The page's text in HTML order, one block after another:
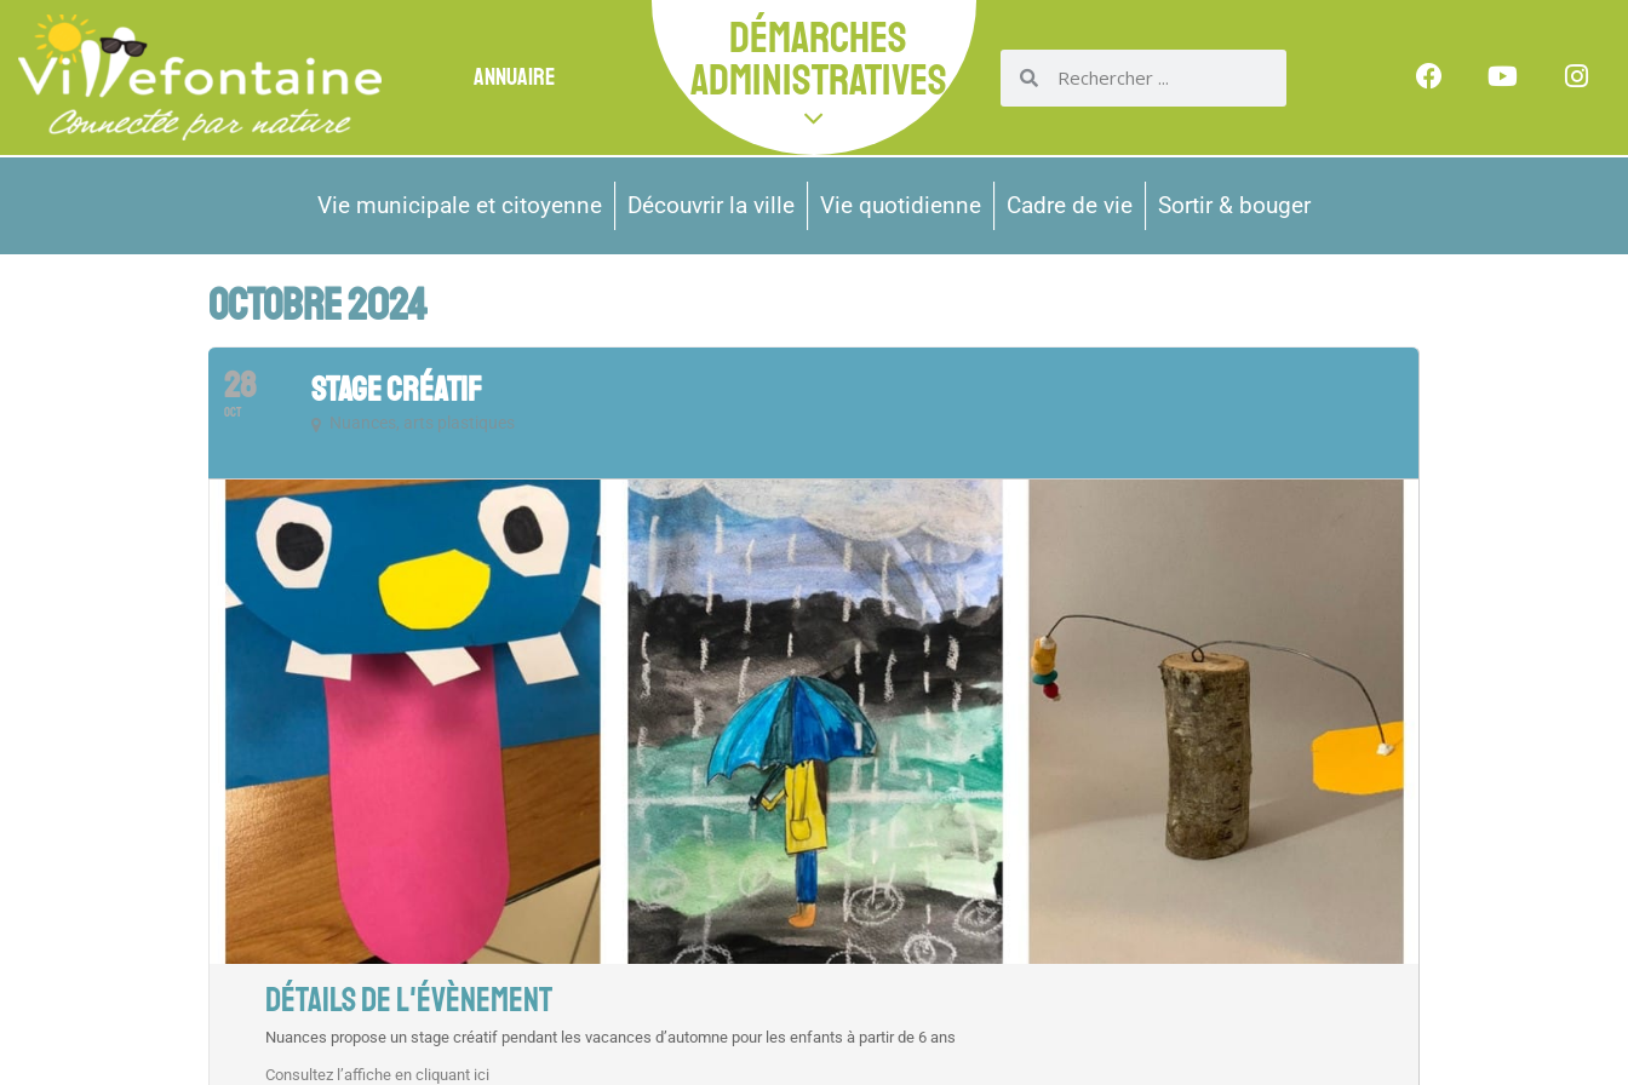
ANNUAIRE
DÉMARCHES
ADMINISTRATIVES
Vie municipale et citoyenne Découvrir la ville Vie quotidienne Cadre de vie Sortir & bouger
OCTOBRE 2024
28
OCT
STAGE CRÉATIF
Nuances, arts plastiques
DÉTAILS DE L'ÉVÈNEMENT
Nuances propose un stage créatif pendant les vacances d’automne pour les enfants à partir de 6 ans
Consultez l’affiche en cliquant ici